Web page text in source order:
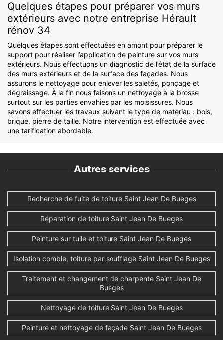
Quelques étapes pour préparer vos murs
extérieurs avec notre entreprise Hérault
rénov 34
Quelques étapes sont effectuées en amont pour préparer le
support pour réaliser l’application de peinture sur vos murs
extérieurs. Nous effectuons un diagnostic de l’état de la surface
des murs extérieurs et de la surface des façades. Nous
assurons le nettoyage pour enlever les saletés, ponçage et
dégraissage. À la fin nous faisons un nettoyage à la brosse
surtout sur les parties envahies par les moisissures. Nous
savons effectuer les travaux suivant le type de matériau : bois,
brique, pierre de taille. Notre intervention est effectuée avec
une tarification abordable.
Autres services
Recherche de fuite de toiture Saint Jean De Bueges
Réparation de toiture Saint Jean De Bueges
Peinture sur tuile et toiture Saint Jean De Bueges
Isolation comble, toiture par soufflage Saint Jean De Bueges
Traitement et changement de charpente Saint Jean De
Bueges
Nettoyage de toiture Saint Jean De Bueges
Peinture et nettoyage de façade Saint Jean De Bueges